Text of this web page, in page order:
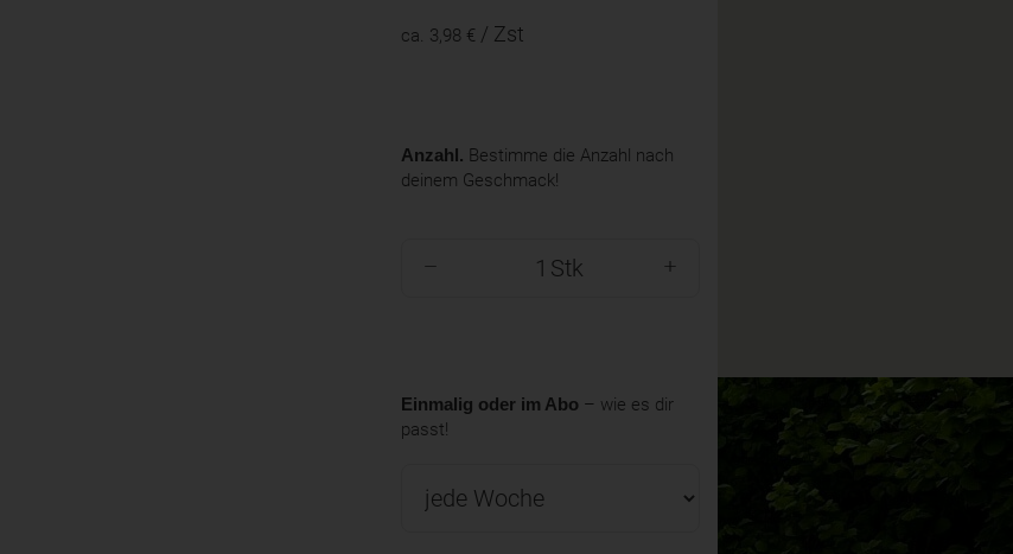
ca. 3,98 € / Zst
Anzahl. Bestimme die Anzahl nach
deinem Geschmack!
Stk
Einmalig oder im Abo – wie es dir
passt!